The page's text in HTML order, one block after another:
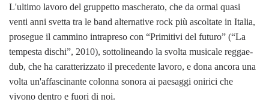
L'ultimo lavoro del gruppetto mascherato, che da ormai quasi
venti anni svetta tra le band alternative rock più ascoltate in Italia,
prosegue il cammino intrapreso con “Primitivi del futuro” (“La
tempesta dischi”, 2010), sottolineando la svolta musicale reggae-
dub, che ha caratterizzato il precedente lavoro, e dona ancora una
volta un'affascinante colonna sonora ai paesaggi onirici che
vivono dentro e fuori di noi.